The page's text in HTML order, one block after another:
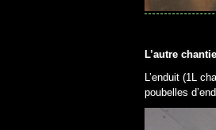
L’autre
L’enduit (1L
poubelles